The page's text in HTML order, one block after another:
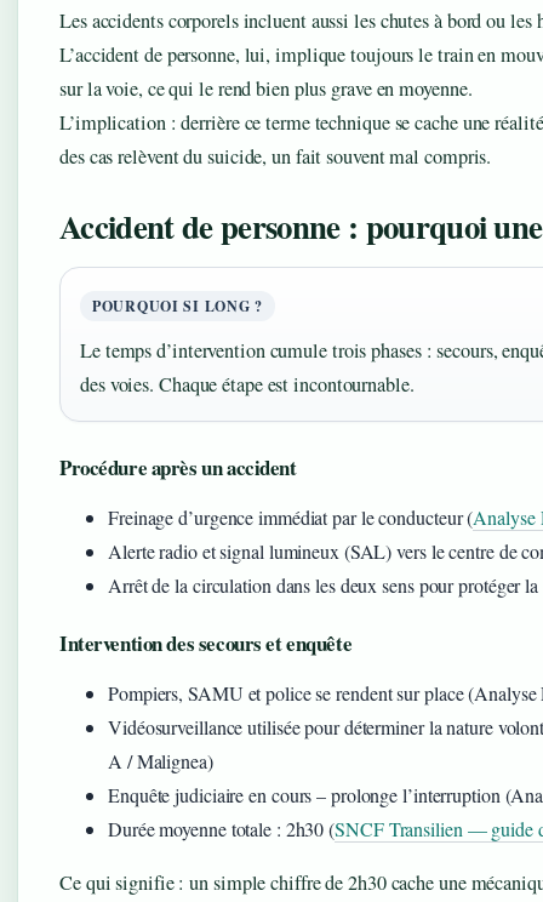
Les accidents corporels incluent aussi les chutes à bord ou les
L’accident de personne, lui, implique toujours le train en
sur la voie, ce qui le rend bien plus grave en moyenne.
L’implication : derrière ce terme technique se cache une
des cas relèvent du suicide, un fait souvent mal compris.
Accident de personne : pourquoi
POURQUOI SI LONG ?
Le temps d’intervention cumule trois phases : secours,
des voies. Chaque étape est incontournable.
Procédure après un accident
Freinage d’urgence immédiat par le conducteur (Analyse
Alerte radio et signal lumineux (SAL) vers le centre de
Arrêt de la circulation dans les deux sens pour protéger
Intervention des secours et enquête
Pompiers, SAMU et police se rendent sur place
Vidéosurveillance utilisée pour déterminer la nature
A / Malignea)
Enquête judiciaire en cours – prolonge l’interruption
Durée moyenne totale : 2h30 (SNCF Transilien — guide
Ce qui signifie : un simple chiffre de 2h30 cache une